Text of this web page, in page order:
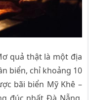
quả thật là một địa
biển, chỉ khoảng 10
bãi biển Mỹ Khê –
đúc nhất Đà Nẵng.